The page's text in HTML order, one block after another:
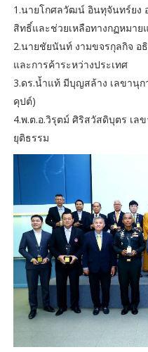
1.นายโกศลวัฒน์ อินทุจันทร์ยง
สิทธิ์และช่วยเหลือทางกฏหมา
2.นายชัยนันท์ งามขจรกุลกิจ
และการค้าระหว่างประเทศ
3.ดร.น้ำแท้ มีบุญสล้าง เลขานุก
คุปต์)
4.พ.ต.อ.วิรุตม์ ศิริสวัสดิบุตร เล
ยุติธรรม